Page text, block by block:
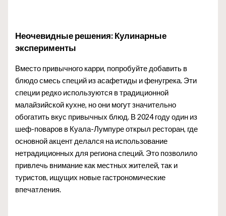
Неочевидные решения: Кулинарные
эксперименты
Вместо привычного карри, попробуйте добавить в
блюдо смесь специй из асафетиды и фенугрека. Эти
специи редко используются в традиционной
малайзийской кухне, но они могут значительно
обогатить вкус привычных блюд. В 2024 году один из
шеф-поваров в Куала-Лумпуре открыл ресторан, где
основной акцент делался на использование
нетрадиционных для региона специй. Это позволило
привлечь внимание как местных жителей, так и
туристов, ищущих новые гастрономические
впечатления.